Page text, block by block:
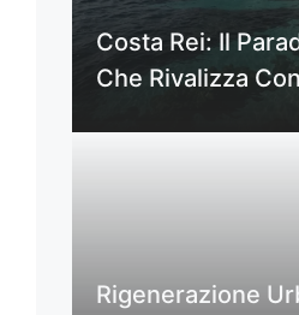
Costa Rei: Il
Che Rivalizza
Rigenerazione